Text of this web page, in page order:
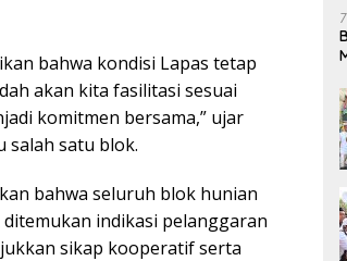
bahwa kondisi Lapas tetap
akan kita fasilitasi sesuai
komitmen bersama,” ujar
salah satu blok.
bahwa seluruh blok hunian
indikasi pelanggaran
sikap kooperatif serta